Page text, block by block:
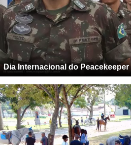
Dia Internacional do Peacekeeper